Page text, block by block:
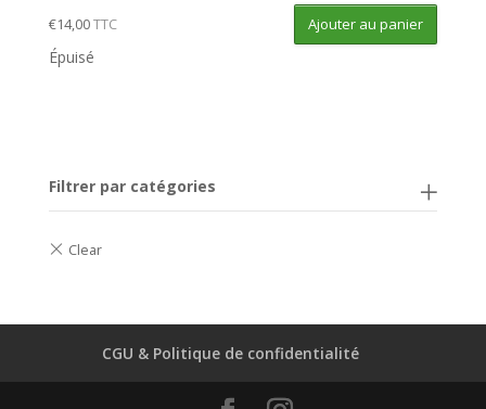
€14,00TTC Ajouter au panier
Épuisé
Filtrer par catégories
CGU & Politique de confidentialité